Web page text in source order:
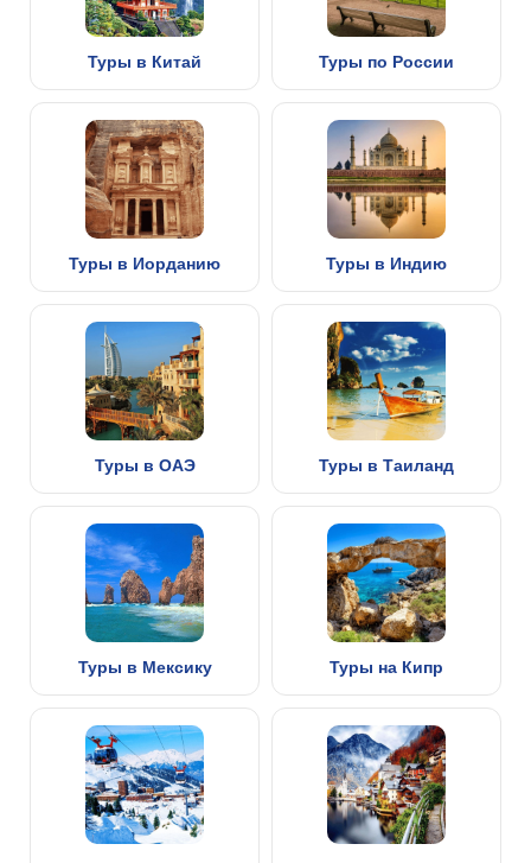
Туры в Китай Туры по России
Туры в Иорданию Туры в Индию
Туры в ОАЭ Туры в Таиланд
Туры в Мексику Туры на Кипр